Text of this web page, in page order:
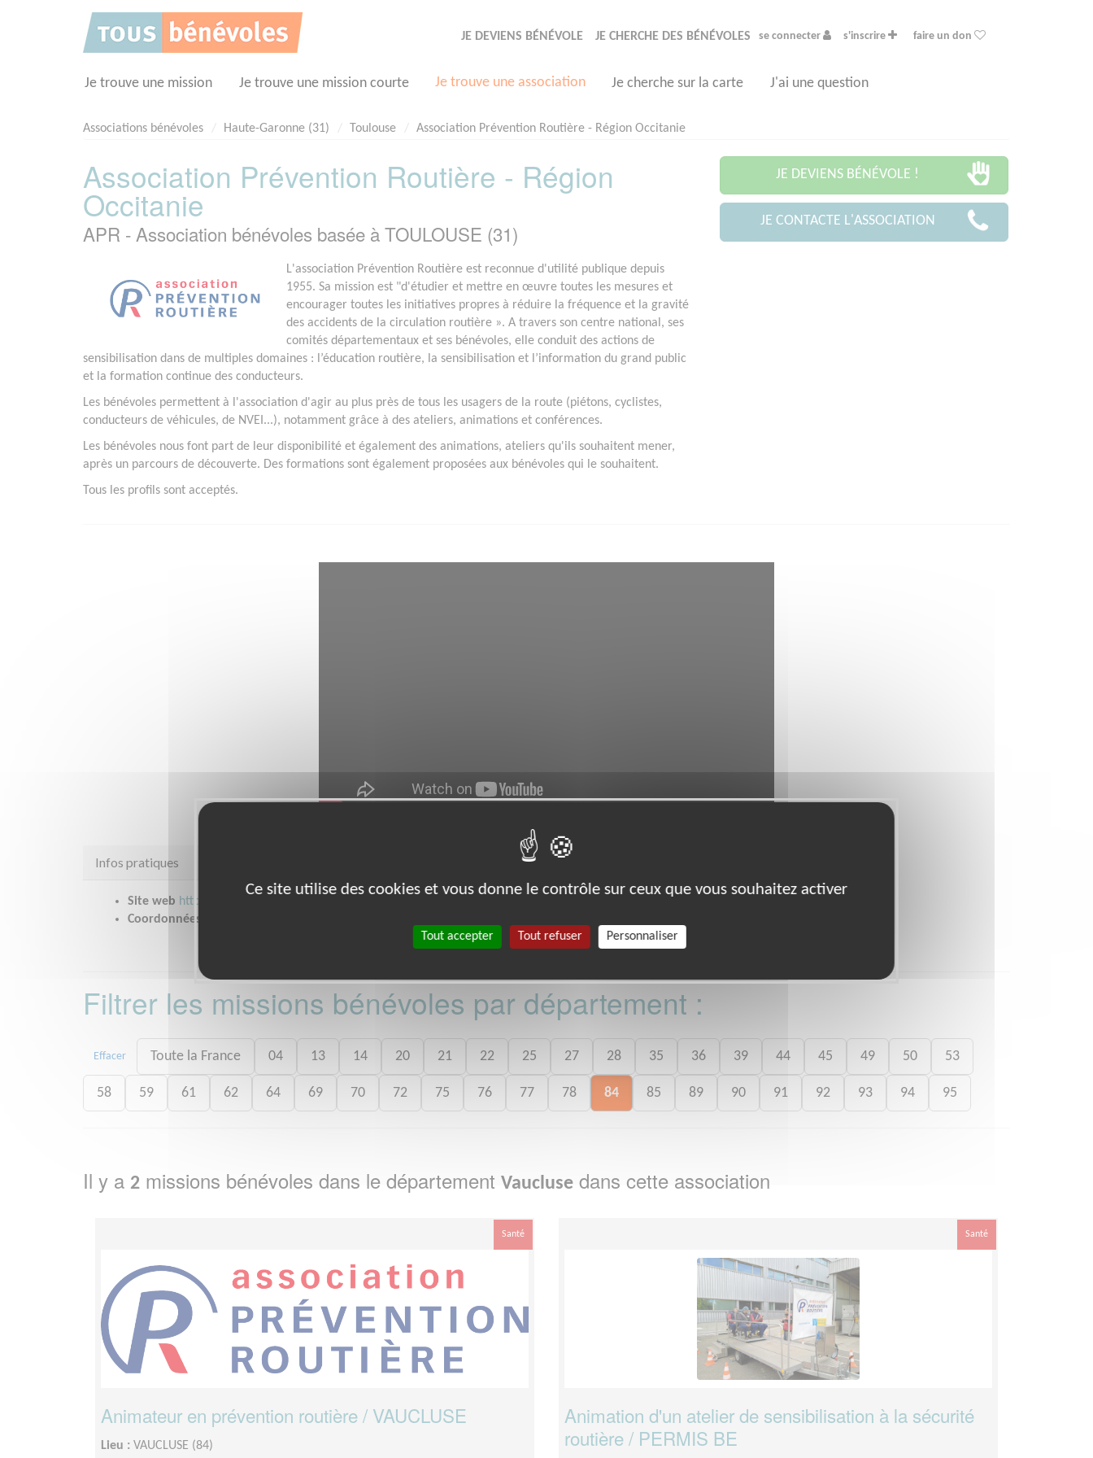
JE DEVIENS BÉNÉVOLE JE CHERCHE DES BÉNÉVOLES se connecter s'inscrire faire un don
Je trouve une mission Je trouve une mission courte Je trouve une association Je cherche sur la carte J'ai une question
Associations bénévoles Haute-Garonne (31) Toulouse Association Prévention Routière - Région Occitanie
Association Prévention Routière - Région
Occitanie
APR - Association bénévoles basée à TOULOUSE (31)
L'association Prévention Routière est reconnue d'utilité publique depuis
1955. Sa mission est "d'étudier et mettre en œuvre toutes les mesures et
encourager toutes les initiatives propres à réduire la fréquence et la gravité
des accidents de la circulation routière ». A travers son centre national, ses
comités départementaux et ses bénévoles, elle conduit des actions de
sensibilisation dans de multiples domaines : l’éducation routière, la sensibilisation et l’information du grand public
et la formation continue des conducteurs.
Les bénévoles permettent à l'association d'agir au plus près de tous les usagers de la route (piétons, cyclistes,
conducteurs de véhicules, de NVEI...), notamment grâce à des ateliers, animations et conférences.
Les bénévoles nous font part de leur disponibilité et également des animations, ateliers qu'ils souhaitent mener,
après un parcours de découverte. Des formations sont également proposées aux bénévoles qui le souhaitent.
Tous les profils sont acceptés.
JE DEVIENS BÉNÉVOLE !
JE CONTACTE L'ASSOCIATION
Infos pratiques
Site web https://www.preventionroutiere.asso.fr/
Coordonnées
Filtrer les missions bénévoles par département :
Effacer Toute la France 04 13 14 20 21 22 25 27 28 35 36 39 44 45 49 50 53
58 59 61 62 64 69 70 72 75 76 77 78 84 85 89 90 91 92 93 94 95
Il y a 2 missions bénévoles dans le département Vaucluse dans cette association
Santé
Animateur en prévention routière / VAUCLUSE
Lieu : VAUCLUSE (84)
Santé
Animation d'un atelier de sensibilisation à la sécurité
routière / PERMIS BE
Ce site utilise des cookies et vous donne le contrôle sur ceux que vous souhaitez activer
Tout accepter Tout refuser Personnaliser